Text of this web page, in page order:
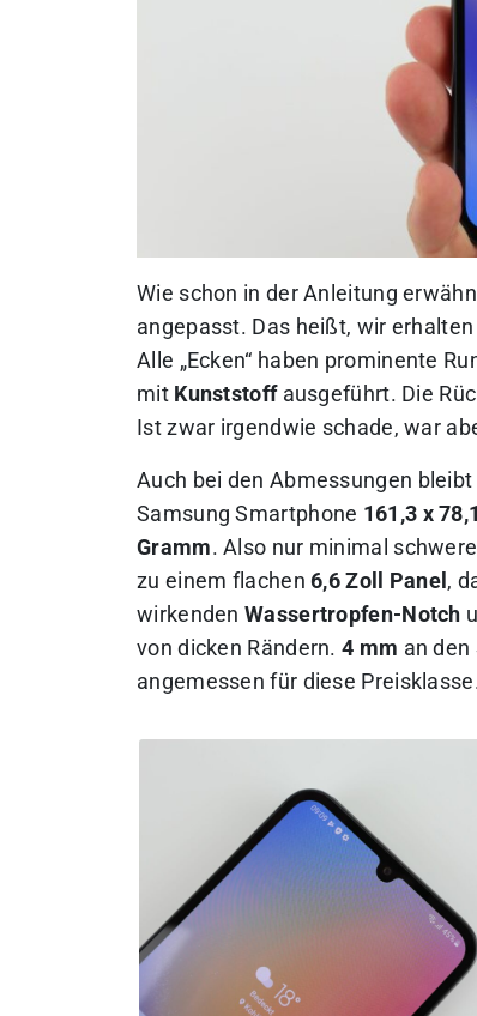
Wie schon in der Anleitung
angepasst. Das heißt, wir
Alle „Ecken“ haben prominente
mit Kunststoffausgeführt. Die
Ist zwar irgendwie schade, war
Auch bei den Abmessungen
Samsung Smartphone 161,3 x
Gramm. Also nur minimal
zu einem flachen6,6 Zoll Panel ,
wirkendenWassertropfen-Notch
von dicken Rändern.4 mm an den
angemessen für diese